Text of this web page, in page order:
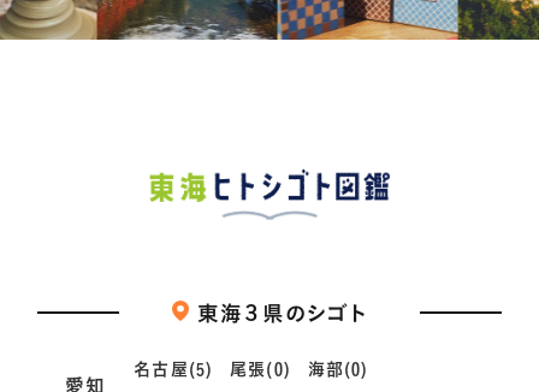
東海３県のシゴト
愛知
名古屋(5) 尾張(0)
海部(0)